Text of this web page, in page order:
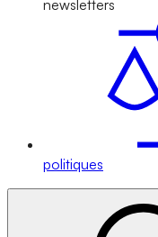
newsletters
politiques